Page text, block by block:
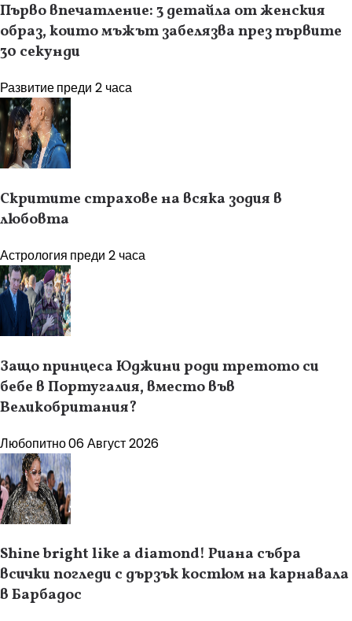
Първо впечатление: 3 детайла от женския
образ, които мъжът забелязва през първите
30 секунди
Развитиепреди 2 часа
Скритите страхове на всяка зодия в
любовта
Астрология преди 2 часа
Защо принцеса Юджини роди третото си
бебе в Португалия, вместо във
Великобритания?
Любопитно06 Август 2026
Shine bright like a diamond! Риана събра
всички погледи с дързък костюм на карнавала
в Барбадос